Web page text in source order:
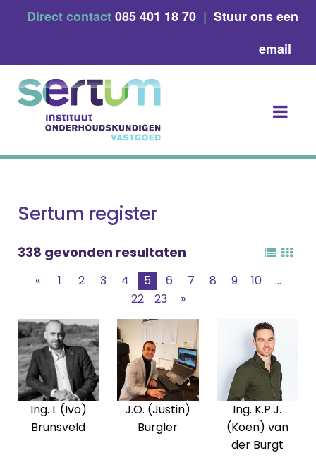
Direct contact085 401 18 70 | Stuur ons een
email
Sertum register
338 gevonden resultaten
« 1 2 3 4 5 6 7 8 9 10
...
22
23 »
Ing. I. (Ivo)
Brunsveld
J.O. (Justin)
Burgler
Ing. K.P.J.
(Koen) van
der Burgt